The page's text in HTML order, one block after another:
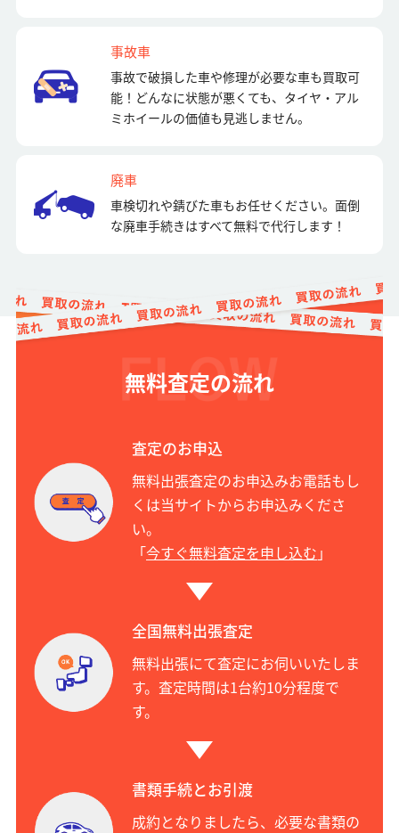
事故車
事故で破損した車や修理が必要な車も買取可
能！どんなに状態が悪くても、タイヤ・アル
ミホイールの価値も見逃しません。
廃車
車検切れや錆びた車もお任せください。面倒
な廃車手続きはすべて無料で代行します！
無料査定の流れ
査定のお申込
無料出張査定のお申込みお電話もし
くは当サイトからお申込みくださ
い。
「今すぐ無料査定を申し込む 」
全国無料出張査定
無料出張にて査定にお伺いいたしま
す。査定時間は1台約10分程度で
す。
書類手続とお引渡
成約となりましたら、必要な書類の